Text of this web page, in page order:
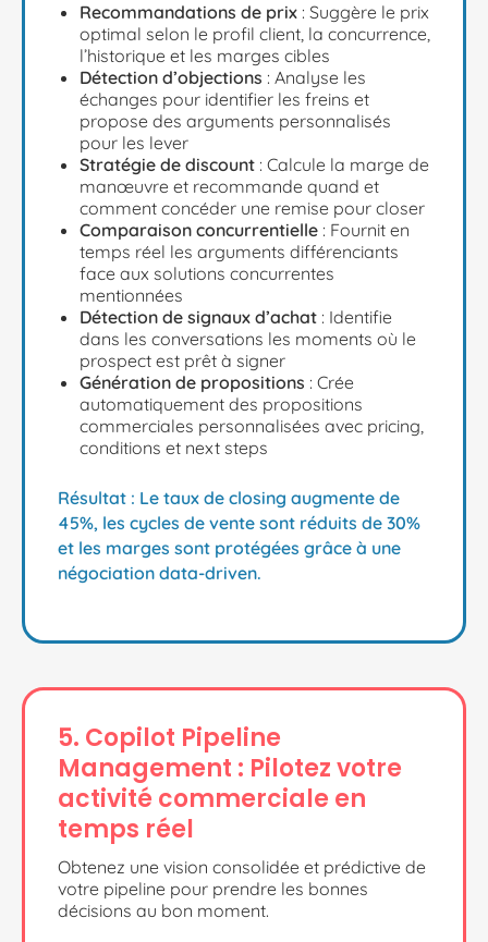
Recommandations de prix : Suggère le prix
optimal selon le profil client, la concurrence,
l’historique et les marges cibles
Détection d’objections : Analyse les
échanges pour identifier les freins et
propose des arguments personnalisés
pour les lever
Stratégie de discount : Calcule la marge de
manœuvre et recommande quand et
comment concéder une remise pour closer
Comparaison concurrentielle : Fournit en
temps réel les arguments différenciants
face aux solutions concurrentes
mentionnées
Détection de signaux d’achat : Identifie
dans les conversations les moments où le
prospect est prêt à signer
Génération de propositions : Crée
automatiquement des propositions
commerciales personnalisées avec pricing,
conditions et next steps
Résultat : Le taux de closing augmente de
45%, les cycles de vente sont réduits de 30%
et les marges sont protégées grâce à une
négociation data-driven.
5. Copilot Pipeline
Management : Pilotez votre
activité commerciale en
temps réel
Obtenez une vision consolidée et prédictive de
votre pipeline pour prendre les bonnes
décisions au bon moment.